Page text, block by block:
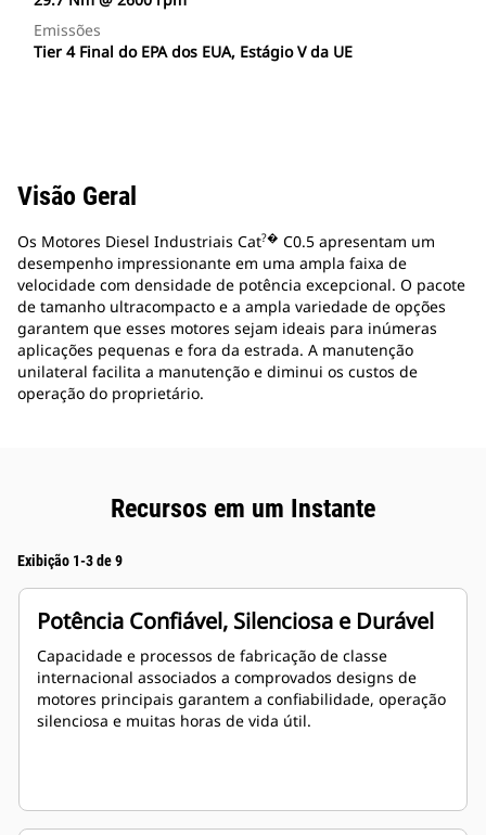
Emissões
Tier 4 Final do EPA dos EUA, Estágio V da UE
Visão Geral
Os Motores Diesel Industriais Cat?� C0.5 apresentam um
desempenho impressionante em uma ampla faixa de
velocidade com densidade de potência excepcional. O pacote
de tamanho ultracompacto e a ampla variedade de opções
garantem que esses motores sejam ideais para inúmeras
aplicações pequenas e fora da estrada. A manutenção
unilateral facilita a manutenção e diminui os custos de
operação do proprietário.
Recursos em um Instante
Exibição 1-3 de 9
Potência Confiável, Silenciosa e Durável
Capacidade e processos de fabricação de classe
internacional associados a comprovados designs de
motores principais garantem a confiabilidade, operação
silenciosa e muitas horas de vida útil.